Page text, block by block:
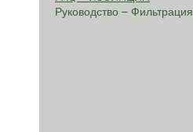
Руководство – Фильтрация